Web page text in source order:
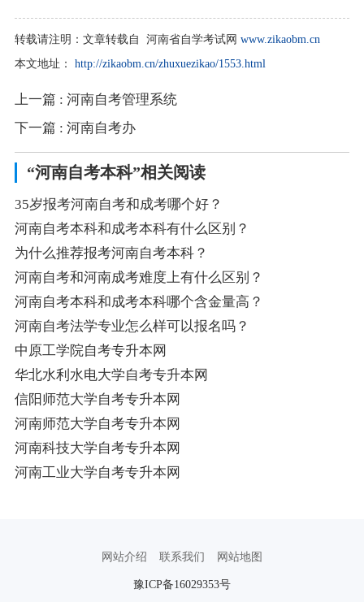
转载请注明： 文章转载自 河南省自学考试网 www.zikaobm.cn
本文地址：
http://zikaobm.cn/zhuxuezikao/1553.html
上一篇 : 河南自考管理系统
下一篇 : 河南自考办
“河南自考本科”相关阅读
35岁报考河南自考和成考哪个好？
河南自考本科和成考本科有什么区别？
为什么推荐报考河南自考本科？
河南自考和河南成考难度上有什么区别？
河南自考本科和成考本科哪个含金量高？
河南自考法学专业怎么样可以报名吗？
中原工学院自考专升本网
华北水利水电大学自考专升本网
信阳师范大学自考专升本网
河南师范大学自考专升本网
河南科技大学自考专升本网
河南工业大学自考专升本网
网站介绍 联系我们 网站地图
豫ICP备16029353号